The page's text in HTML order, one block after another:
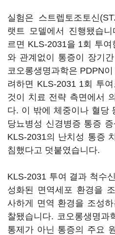
실험은 스트렙토조토신
랫트 모델에서 진행됐습
르면 KLS-2031을 1회 투
와 관계없이 통증이 장기
코오롱생명과학은 PDPN
려하면 KLS-2031 1회 투
것이 치료 전략 측면에서
다. 이 밖에 체중이나 혈당
당뇨병성 신경병증 통증
KLS-2031의 난치성 통증
침했다고 덧붙였습니다.
KLS-2031 투여 결과 척수
성화된 면역세포 환경을
사하게 면역 환경을 조성
찰됐습니다. 코오롱생명과
통제가 아닌 통증의 주요